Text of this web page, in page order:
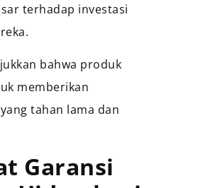
terhadap investasi
bahwa produk
memberikan
tahan lama dan
Garansi